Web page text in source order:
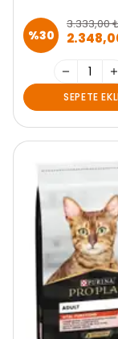
%30
3.333,00
SEPETE